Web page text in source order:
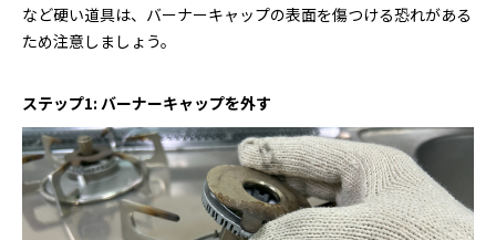
など硬い道具は、バーナーキャップの表面を傷つける恐れがある
ため注意しましょう。
ステップ1: バーナーキャップを外す